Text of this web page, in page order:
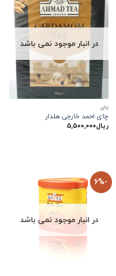
در انبار موجود نمی باشد
چاي
چای احمد خارجی هلدار
ریال۵,۵۰۰,۰۰۰
-6%
در انبار موجود نمی باشد